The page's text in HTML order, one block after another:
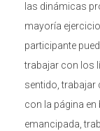
las dinámicas
mayoría
participante
trabajar con los
sentido, trabajar
con la página
emancipada,